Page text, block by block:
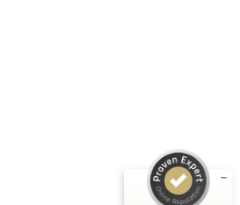
ProvenExpert.com
109